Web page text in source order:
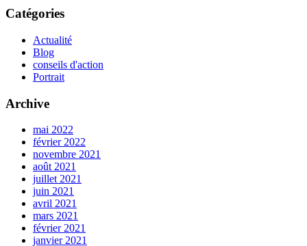
Catégories
Actualité
Blog
conseils d'action
Portrait
Archive
mai 2022
février 2022
novembre 2021
août 2021
juillet 2021
juin 2021
avril 2021
mars 2021
février 2021
janvier 2021